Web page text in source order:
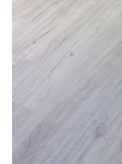
Finn din butikk
Kundeservice
Hjemlevering
Book interiørkonsulent
Bli inspirert av nye
Kundeservice
Hjemlevering
Book interiørkonsulent
Tarkett
Book interiørkonsulent